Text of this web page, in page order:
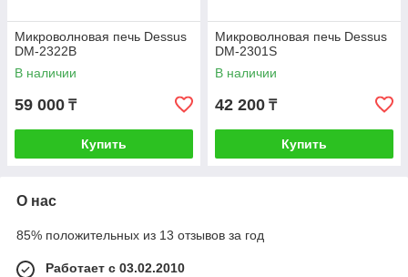
Микроволновая печь Dessus
DM-2322B
В наличии
59 000 ₸
Купить
Микроволновая печь Dessus
DM-2301S
В наличии
42 200 ₸
Купить
О нас
85% положительных из 13 отзывов за год
Работает с 03.02.2010